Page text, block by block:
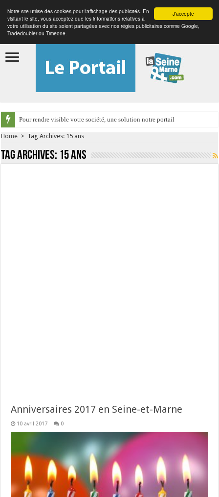
J'accepte
Notre site utilise des cookies pour l'affichage des publicités. En
visitant le site, vous acceptez que les informations relatives à
votre utilisation du site soient partagées avec nos régies publicitaires comme Google,
Tradedoubler ou Timeone.
Pour rendre visible votre société, une solution notre portail
Home > Tag Archives: 15 ans
Tag Archives: 15 ans
Anniversaires 2017 en Seine-et-Marne
10 avril 2017 0